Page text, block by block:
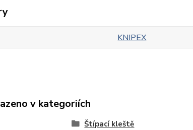
KNIPEX
v kategoriích
Štípací kleště